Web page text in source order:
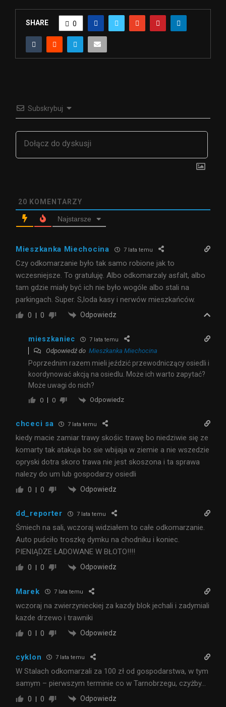
SHARE 0
Subskrybuj
20 KOMENTARZY
Najstarsze
Mieszkanka Miechocina 7 lata temu
Czy odkomarzanie było tak samo robione jak to
wczesniejsze. To gratuluję. Albo odkomarzaly asfalt, albo
tam gdzie miały być ich nie było wogóle albo stali na
parkingach. Super. S,loda kasy i nerwów mieszkańców.
0 0 Odpowiedz
mieszkaniec 7 lata temu
Odpowiedź do Mieszkanka Miechocina
Poprzednim razem mieli jeździć przewodniczący osiedli i
koordynować akcją na osiedlu. Może ich warto zapytać?
Może uwagi do nich?
0 0 Odpowiedz
chceci sa 7 lata temu
kiedy macie zamiar trawy skośic trawę bo niedziwie się ze
komarty tak atakuja bo sie wbijaja w ziemie a nie wszedzie
opryski dotra skoro trawa nie jest skoszona i ta sprawa
nalezy do um lub gospodarzy osiedli
0 0 Odpowiedz
dd_reporter 7 lata temu
Śmiech na sali, wczoraj widziałem to całe odkomarzanie.
Auto puściło troszkę dymku na chodniku i koniec.
PIENIĄDZE ŁADOWANE W BŁOTO!!!!
0 0 Odpowiedz
Marek 7 lata temu
wczoraj na zwierzynieckiej za kazdy blok jechali i zadymiali
kazde drzewo i trawniki
0 0 Odpowiedz
cyklon 7 lata temu
W Stalach odkomarzali za 100 zł od gospodarstwa, w tym
samym – pierwszym terminie co w Tarnobrzegu, czyżby…
0 0 Odpowiedz